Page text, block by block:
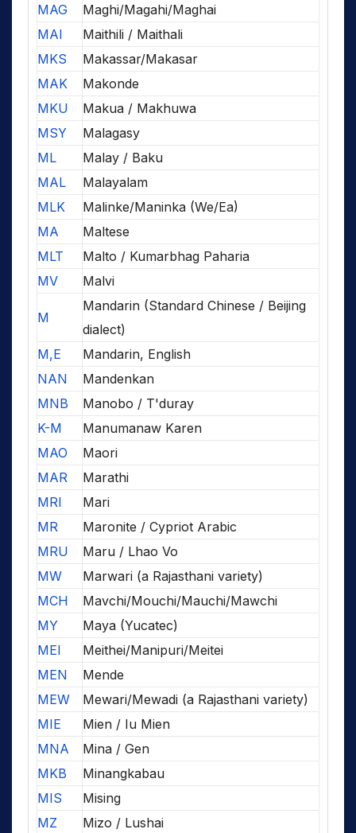
MAG
Maghi/Magahi/Maghai
MAI
Maithili / Maithali
MKS
Makassar/Makasar
MAK
Makonde
MKU
Makua / Makhuwa
MSY
Malagasy
ML
Malay / Baku
MAL
Malayalam
MLK
Malinke/Maninka (We/Ea)
MA
Maltese
MLT
Malto / Kumarbhag Paharia
MV
Malvi
M
Mandarin (Standard Chinese / Beijing
dialect)
M,E
Mandarin, English
NAN
Mandenkan
MNB
Manobo / T'duray
K-M
Manumanaw Karen
MAO
Maori
MAR
Marathi
MRI
Mari
MR
Maronite / Cypriot Arabic
MRU
Maru / Lhao Vo
MW
Marwari (a Rajasthani variety)
MCH
Mavchi/Mouchi/Mauchi/Mawchi
MY
Maya (Yucatec)
MEI
Meithei/Manipuri/Meitei
MEN
Mende
MEW
Mewari/Mewadi (a Rajasthani variety)
MIE
Mien / Iu Mien
MNA
Mina / Gen
MKB
Minangkabau
MIS
Mising
MZ
Mizo / Lushai